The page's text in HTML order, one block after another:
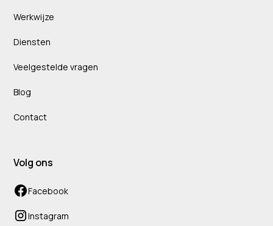
Werkwijze
Diensten
Veelgestelde vragen
Blog
Contact
Volg ons
Facebook
Instagram